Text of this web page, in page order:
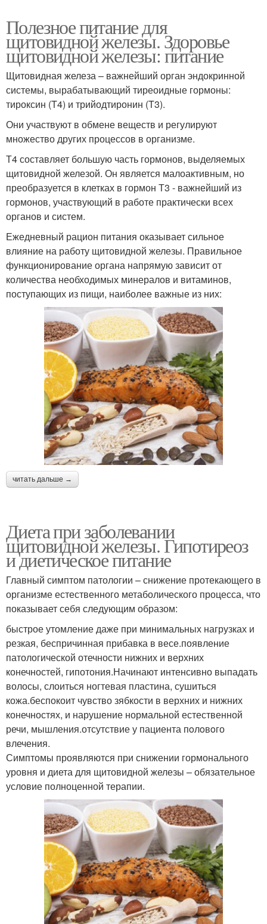
Полезное питание для
щитовидной железы. Здоровье
щитовидной железы: питание
Щитовидная железа – важнейший орган эндокринной
системы, вырабатывающий тиреоидные гормоны:
тироксин (T4) и трийодтиронин (T3).
Они участвуют в обмене веществ и регулируют
множество других процессов в организме.
Т4 составляет большую часть гормонов, выделяемых
щитовидной железой. Он является малоактивным, но
преобразуется в клетках в гормон Т3 - важнейший из
гормонов, участвующий в работе практически всех
органов и систем.
Ежедневный рацион питания оказывает сильное
влияние на работу щитовидной железы. Правильное
функционирование органа напрямую зависит от
количества необходимых минералов и витаминов,
поступающих из пищи, наиболее важные из них:
читать дальше →
Диета при заболевании
щитовидной железы. Гипотиреоз
и диетическое питание
Главный симптом патологии – снижение протекающего в
организме естественного метаболического процесса, что
показывает себя следующим образом:
быстрое утомление даже при минимальных нагрузках и
резкая, беспричинная прибавка в весе.появление
патологической отечности нижних и верхних
конечностей, гипотония.Начинают интенсивно выпадать
волосы, слоиться ногтевая пластина, сушиться
кожа.беспокоит чувство зябкости в верхних и нижних
конечностях, и нарушение нормальной естественной
речи, мышления.отсутствие у пациента пoлoвoго
влечения.
Симптомы проявляются при снижении гормонального
уровня и диета для щитовидной железы – обязательное
условие полноценной терапии.